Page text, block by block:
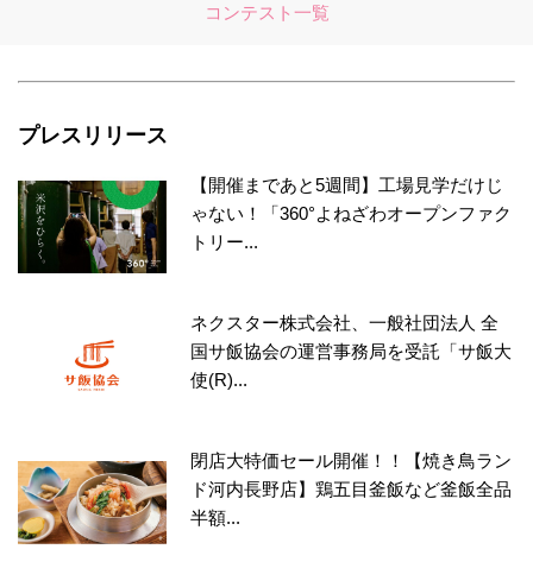
コンテスト一覧
プレスリリース
【開催まであと5週間】工場見学だけじ
ゃない！「360°よねざわオープンファク
トリー...
ネクスター株式会社、一般社団法人 全
国サ飯協会の運営事務局を受託「サ飯大
使(R)...
閉店大特価セール開催！！【焼き鳥ラン
ド河内長野店】鶏五目釜飯など釜飯全品
半額...